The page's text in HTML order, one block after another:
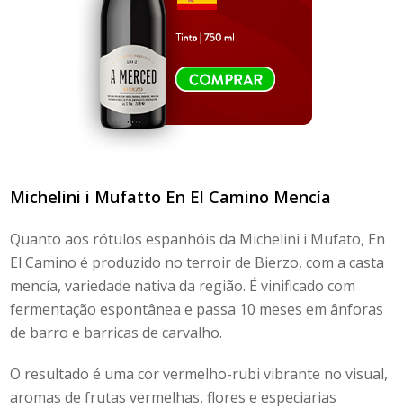
Michelini i Mufatto En El Camino Mencía
Quanto aos rótulos espanhóis da Michelini i Mufato, En
El Camino é produzido no terroir de Bierzo, com a casta
mencía, variedade nativa da região. É vinificado com
fermentação espontânea e passa 10 meses em ânforas
de barro e barricas de carvalho.
O resultado é uma cor vermelho-rubi vibrante no visual,
aromas de frutas vermelhas, flores e especiarias